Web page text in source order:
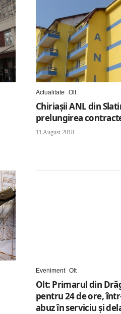
Actualitate Olt
Chiriaşii ANL din
prelungirea
11 August 2018
Eveniment Olt
Olt: Primarul din
pentru 24 de ore,
abuz în serviciu şi